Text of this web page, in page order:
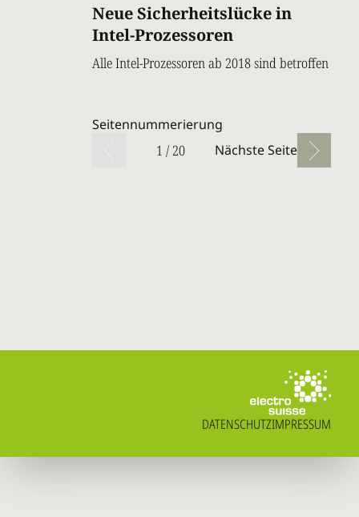
Neue Sicherheitslücke in
Intel-Prozessoren
Alle Intel-Prozessoren ab 2018 sind betroffen
Seitennummerierung
1 / 20 Nächste Seite
DATENSCHUTZIMPRESSUM